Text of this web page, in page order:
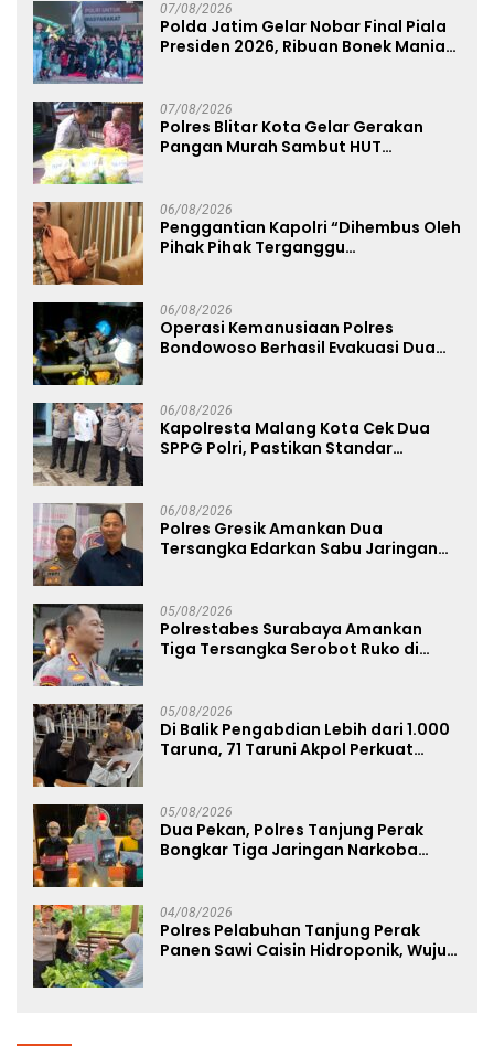
07/08/2026
Polda Jatim Gelar Nobar Final Piala
Presiden 2026, Ribuan Bonek Mania
07/08/2026
Polres Blitar Kota Gelar Gerakan
Pangan Murah Sambut HUT
06/08/2026
Penggantian Kapolri “Dihembus Oleh
Pihak Pihak Terganggu
06/08/2026
Operasi Kemanusiaan Polres
Bondowoso Berhasil Evakuasi Dua
06/08/2026
Kapolresta Malang Kota Cek Dua
SPPG Polri, Pastikan Standar
06/08/2026
Polres Gresik Amankan Dua
Tersangka Edarkan Sabu Jaringan
05/08/2026
Polrestabes Surabaya Amankan
Tiga Tersangka Serobot Ruko di
05/08/2026
Di Balik Pengabdian Lebih dari 1.000
Taruna, 71 Taruni Akpol Perkuat
05/08/2026
Dua Pekan, Polres Tanjung Perak
Bongkar Tiga Jaringan Narkoba
04/08/2026
Polres Pelabuhan Tanjung Perak
Panen Sawi Caisin Hidroponik, Wujud